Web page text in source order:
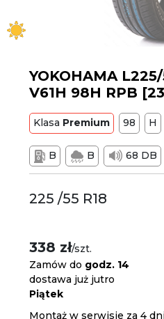
YOKOHAMA
V61H 98H RPB
Klasa Premium 98 H
B B 68 DB
225 /55 R18
338 zł/szt.
Zamów do godz. 14
dostawa już jutro
Piątek
Montaż w serwisie za 4